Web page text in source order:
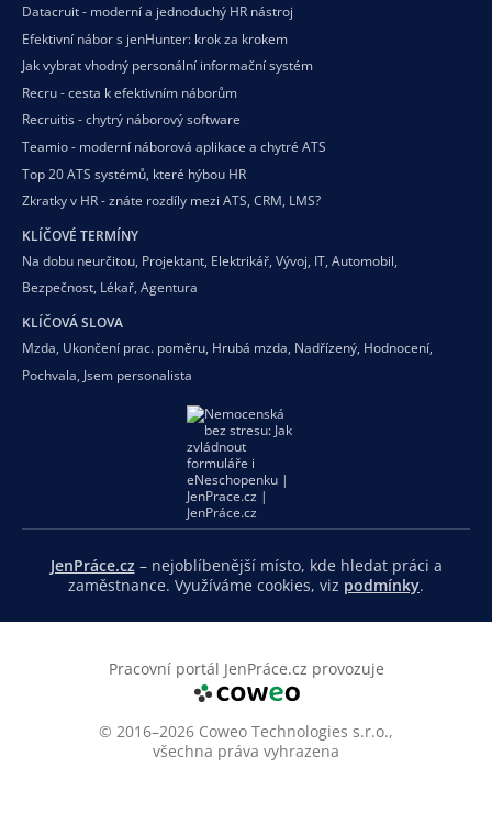
Datacruit - moderní a jednoduchý HR nástroj
Efektivní nábor s jenHunter: krok za krokem
Jak vybrat vhodný personální informační systém
Recru - cesta k efektivním náborům
Recruitis - chytrý náborový software
Teamio - moderní náborová aplikace a chytré ATS
Top 20 ATS systémů, které hýbou HR
Zkratky v HR - znáte rozdíly mezi ATS, CRM, LMS?
KLÍČOVÉ TERMÍNY
Na dobu neurčitou, Projektant, Elektrikář, Vývoj, IT, Automobil,
Bezpečnost, Lékař, Agentura
KLÍČOVÁ SLOVA
Mzda, Ukončení prac. poměru, Hrubá mzda, Nadřízený, Hodnocení,
Pochvala, Jsem personalista
JenPráce.cz– nejoblíbenější místo, kde hledat práci a
zaměstnance. Využíváme cookies, viz podmínky.
Pracovní portál JenPráce.cz provozuje
© 2016–2026 Coweo Technologies s.r.o.,
všechna práva vyhrazena